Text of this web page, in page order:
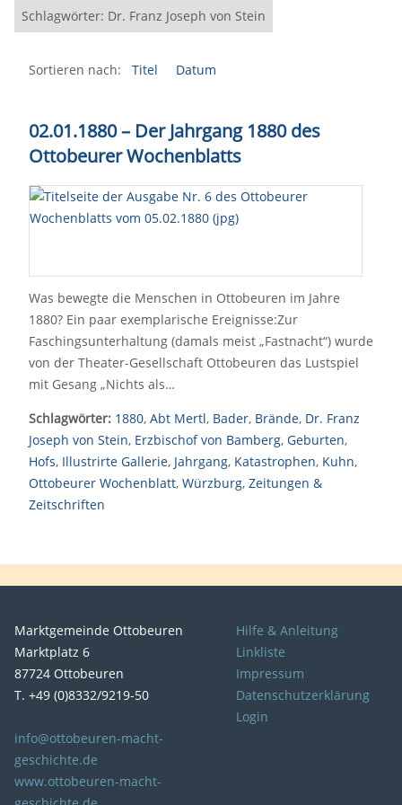
Schlagwörter: Dr. Franz Joseph von Stein
Sortieren nach: Titel Datum
02.01.1880 – Der Jahrgang 1880 des
Ottobeurer Wochenblatts
Was bewegte die Menschen in Ottobeuren im Jahre
1880? Ein paar exemplarische Ereignisse:Zur
Faschingsunterhaltung (damals meist „Fastnacht“) wurde
von der Theater-Gesellschaft Ottobeuren das Lustspiel
mit Gesang „Nichts als…
Schlagwörter: 1880, Abt Mertl, Bader, Brände, Dr. Franz
Joseph von Stein, Erzbischof von Bamberg, Geburten,
Hofs, Illustrirte Gallerie, Jahrgang, Katastrophen, Kuhn,
Ottobeurer Wochenblatt, Würzburg, Zeitungen &
Zeitschriften
Marktgemeinde Ottobeuren
Marktplatz 6
87724 Ottobeuren
T. +49 (0)8332/9219-50
info@ottobeuren-macht-
geschichte.de
www.ottobeuren-macht-
Hilfe & Anleitung
Linkliste
Impressum
Datenschutzerklärung
Login